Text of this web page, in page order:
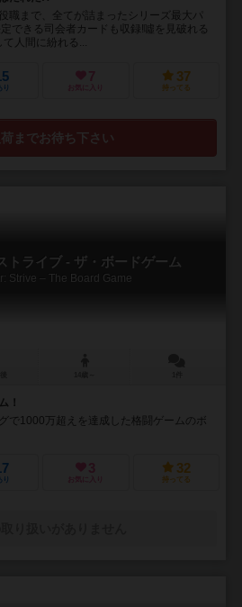
職まで、全てが詰まったシリーズ最大パ
できる司会者カードも収録!噓を見破れる
人間に紛れる...
7
お気に入り
37
持ってる
までお待ち下さい
トライブ - ザ・ボードゲーム
Strive – The Board Game
！
で1000万超えを達成した格闘ゲームのボ
3
お気に入り
32
持ってる